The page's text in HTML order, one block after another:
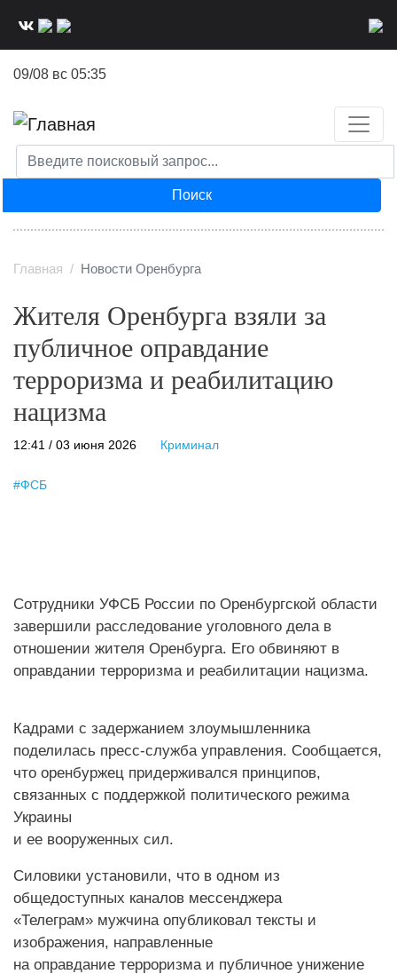
09/08 вс 05:35
Поиск
Главная Новости Оренбурга
️Жителя Оренбурга взяли за
публичное оправдание
терроризма и реабилитацию
нацизма
12:41 / 03 июня 2026 Криминал
#ФСБ
Сотрудники УФСБ России по Оренбургской области
завершили расследование уголовного дела в
отношении жителя Оренбурга. Его обвиняют в
оправдании терроризма и реабилитации нацизма.
Кадрами с задержанием злоумышленника
поделилась пресс-служба управления. Сообщается,
что оренбуржец придерживался принципов,
связанных с поддержкой политического режима
Украины
и ее вооруженных сил.
Силовики установили, что в одном из
общедоступных каналов мессенджера
«Телеграм» мужчина опубликовал тексты и
изображения, направленные
на оправдание терроризма и публичное унижение